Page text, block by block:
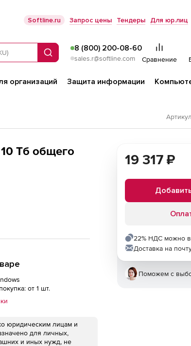
Softline.ru Запрос цены Тендеры Для юр.лиц
Поиск
8 (800) 200-08-60
sales.r@softline.com Сравнение
организаций Защита информации
Тб общего
от 1 шт.
юридическим лицам и
для личных,
и иных нужд, не
19 317 ₽
22% НДС можно
Доставка на
Поможем с